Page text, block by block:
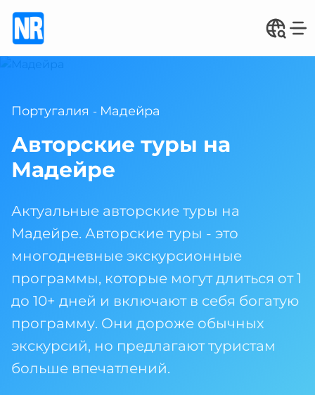
Португалия - Мадейра
Авторские туры на
Мадейре
Актуальные авторские туры на
Мадейре. Авторские туры - это
многодневные экскурсионные
программы, которые могут длиться от 1
до 10+ дней и включают в себя богатую
программу. Они дороже обычных
экскурсий, но предлагают туристам
больше впечатлений.